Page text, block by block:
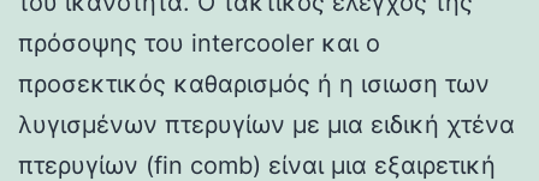
πρόσοψης του intercooler και ο
προσεκτικός καθαρισμός ή η ισιωση των
λυγισμένων πτερυγίων με μια ειδική χτένα
πτερυγίων (fin comb) είναι μια εξαιρετική